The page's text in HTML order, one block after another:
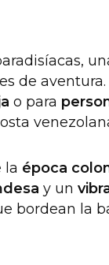
de
o para
la época
y un
bordean la